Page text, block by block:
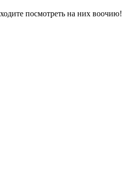
посмотреть на них воочию!